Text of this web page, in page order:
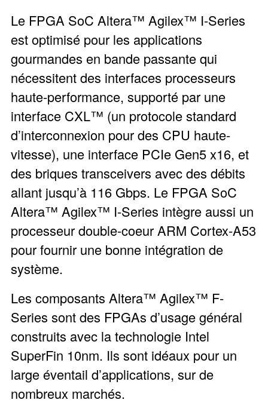
Le FPGA SoC Altera™ Agilex™ I-Series
est optimisé pour les applications
gourmandes en bande passante qui
nécessitent des interfaces processeurs
haute-performance, supporté par une
interface CXL™ (un protocole standard
d’interconnexion pour des CPU haute-
vitesse), une interface PCIe Gen5 x16, et
des briques transceivers avec des débits
allant jusqu’à 116 Gbps. Le FPGA SoC
Altera™ Agilex™ I-Series intègre aussi un
processeur double-coeur ARM Cortex-A53
pour fournir une bonne intégration de
système.
Les composants Altera™ Agilex™ F-
Series sont des FPGAs d’usage général
construits avec la technologie Intel
SuperFin 10nm. Ils sont idéaux pour un
large éventail d’applications, sur de
nombreux marchés.